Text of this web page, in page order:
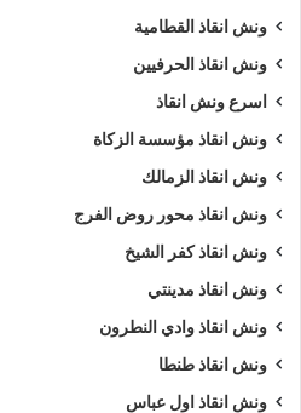
ونش انقاذ القطامية
ونش انقاذ الحرفيين
اسرع ونش انقاذ
ونش انقاذ مؤسسة الزكاة
ونش انقاذ الزمالك
ونش انقاذ محور روض الفرج
ونش انقاذ كفر الشيخ
ونش انقاذ مدينتي
ونش انقاذ وادي النطرون
ونش انقاذ طنطا
ونش انقاذ اول عباس